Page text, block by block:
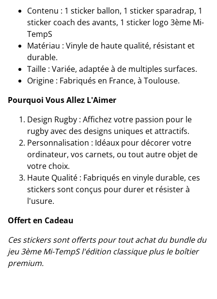
Contenu : 1 sticker ballon, 1 sticker sparadrap, 1
sticker coach des avants, 1 sticker logo 3ème Mi-
TempS
Matériau : Vinyle de haute qualité, résistant et
durable.
Taille : Variée, adaptée à de multiples surfaces.
Origine : Fabriqués en France, à Toulouse.
Pourquoi Vous Allez L'Aimer
Design Rugby : Affichez votre passion pour le
rugby avec des designs uniques et attractifs.
Personnalisation : Idéaux pour décorer votre
ordinateur, vos carnets, ou tout autre objet de
votre choix.
Haute Qualité : Fabriqués en vinyle durable, ces
stickers sont conçus pour durer et résister à
l'usure.
Offert en Cadeau
Ces stickers sont offerts pour tout achat du bundle du
jeu 3ème Mi-TempS l'édition classique plus le boîtier
premium.